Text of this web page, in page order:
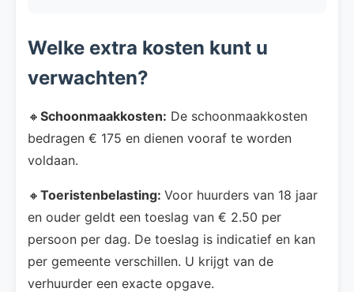
Welke extra kosten kunt u
verwachten?
🔸 Schoonmaakkosten: De schoonmaakkosten
bedragen € 175 en dienen vooraf te worden
voldaan.
🔸 Toeristenbelasting: Voor huurders van 18 jaar
en ouder geldt een toeslag van € 2.50 per
persoon per dag. De toeslag is indicatief en kan
per gemeente verschillen. U krijgt van de
verhuurder een exacte opgave.